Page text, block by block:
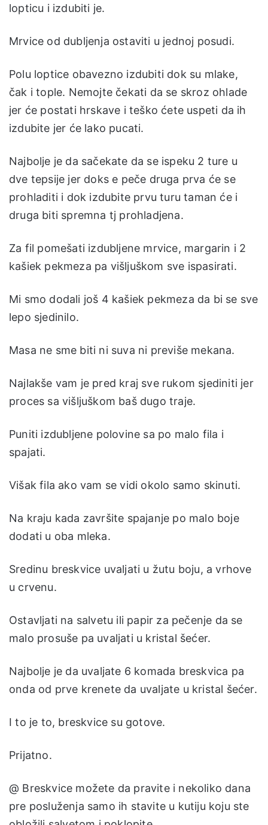
lopticu i izdubiti je.
Mrvice od dubljenja ostaviti u jednoj posudi.
Polu loptice obavezno izdubiti dok su mlake,
čak i tople. Nemojte čekati da se skroz ohlade
jer će postati hrskave i teško ćete uspeti da ih
izdubite jer će lako pucati.
Najbolje je da sačekate da se ispeku 2 ture u
dve tepsije jer doks e peče druga prva će se
prohladiti i dok izdubite prvu turu taman će i
druga biti spremna tj prohladjena.
Za fil pomešati izdubljene mrvice, margarin i 2
kašiek pekmeza pa višljuškom sve ispasirati.
Mi smo dodali još 4 kašiek pekmeza da bi se sve
lepo sjedinilo.
Masa ne sme biti ni suva ni previše mekana.
Najlakše vam je pred kraj sve rukom sjediniti jer
proces sa višljuškom baš dugo traje.
Puniti izdubljene polovine sa po malo fila i
spajati.
Višak fila ako vam se vidi okolo samo skinuti.
Na kraju kada završite spajanje po malo boje
dodati u oba mleka.
Sredinu breskvice uvaljati u žutu boju, a vrhove
u crvenu.
Ostavljati na salvetu ili papir za pečenje da se
malo prosuše pa uvaljati u kristal šećer.
Najbolje je da uvaljate 6 komada breskvica pa
onda od prve krenete da uvaljate u kristal šećer.
I to je to, breskvice su gotove.
Prijatno.
@ Breskvice možete da pravite i nekoliko dana
pre posluženja samo ih stavite u kutiju koju ste